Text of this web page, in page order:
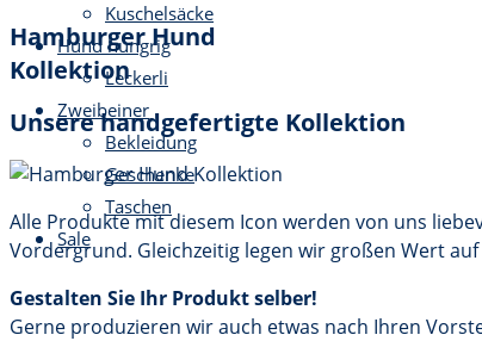
Kuschelsäcke
Hund hungrig
Leckerli
Zweibeiner
Bekleidung
Geschenke
Taschen
Sale
Hamburger Hund
Kollektion
Unsere handgefertigte Kollektion
Alle Produkte mit diesem Icon werden von uns
Vordergrund. Gleichzeitig legen wir großen Wert
Gestalten Sie Ihr Produkt selber!
Gerne produzieren wir auch etwas nach Ihren